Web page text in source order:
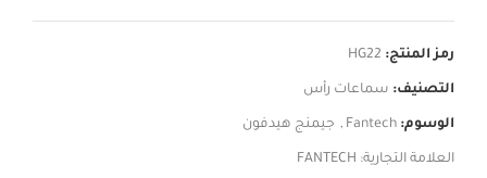
رمز المنتج: HG22
التصنيف: سماعات رأس
الوسوم: Fantech
, جيمنج هيدفون
العلامة التجارية: FANTECH